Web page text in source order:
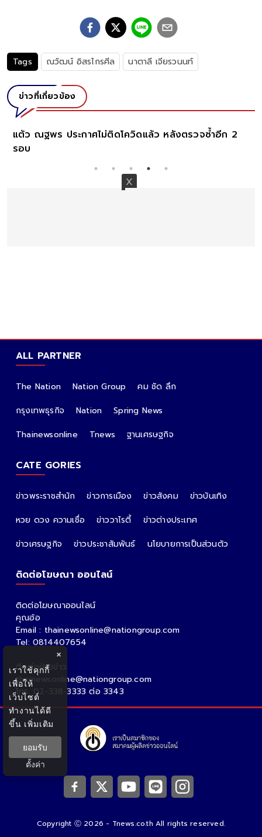
Tags ณวัฒน์ อิสรไกรศีล นาตาลี เจียรวนนท์
ข่าวที่เกี่ยวข้อง
เอ ไชยา อวยพรวันเกิดลูกชาย น้องแชมป์ ในฐานะพ่อ
หลังปิดบังเรื่องครอบครัวมานานถึง20ปี
ALL PARTNER
The Nation Nation Group
คม ชัด ลึก
กรุงเทพธุรกิจ
Nation
Spring News
Thainewsonline
Tnews ฐานเศรษฐกิจ
CATE GORIES
ข่าวพระราชสำนัก ข่าวการเมือง ข่าวสังคม
ข่าวบันเทิง
หวย ดวง ความเชื่อ
ข่าววาไรตี้
ข่าวต่างประเทศ
ข่าวเศรษฐกิจ
ข่าวประชาสัมพันธ์ นโยบายการเป็นส่วนตัว
ติดต่อโฆษณา ออนไลน์
ติดต่อโฆษณาออนไลน์
คุณอ้อ
Email : thainewsonline@nationgroup.com
Tel: 0814407654
ติดต่อฝ่ายข่าว
thainewsonline@nationgroup.com
โทร. 02-338-3333 ต่อ 3343
Copyright Ⓒ 2026 - Tnews.co.th All rights reserved.
×
เราใช้คุกกี้
เพื่อให้
เว็บไซต์
ทำงานได้ดี
ขึ้น เพิ่มเติม
ยอมรับ
ตั้งค่า